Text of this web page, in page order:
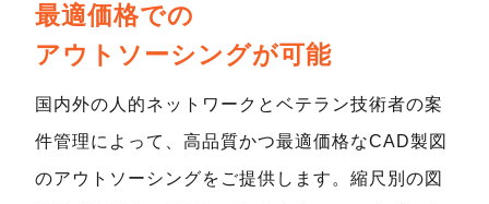
最適価格での
アウトソーシングが可能
国内外の人的ネットワークとベテラン技術者の案
件管理によって、高品質かつ最適価格なCAD製図
のアウトソーシングをご提供します。縮尺別の図